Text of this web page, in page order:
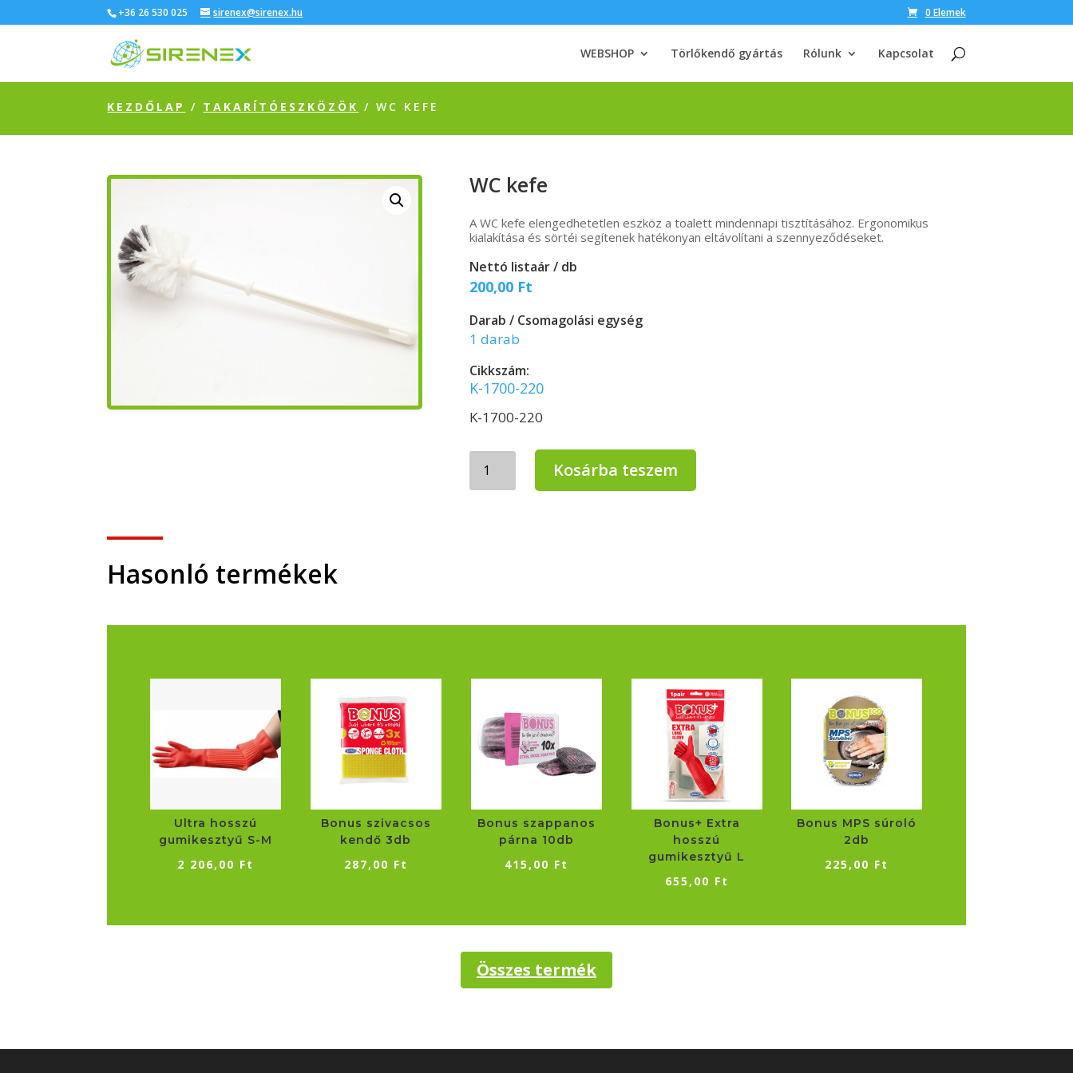
+36 26 530 025 sirenex@sirenex.hu 0 Elemek
WEBSHOP Törlőkendő gyártás Rólunk Kapcsolat
KEZDŐLAP / TAKARÍTÓESZKÖZÖK / WC KEFE
WC kefe
A WC kefe elengedhetetlen eszköz a toalett mindennapi tisztításához. Ergonomikus
kialakítása és sörtéi segítenek hatékonyan eltávolítani a szennyeződéseket.
Nettó listaár / db
200,00 Ft
Darab / Csomagolási egység
1 darab
Cikkszám:
K-1700-220
K-1700-220
kefe
mennyiség
Kosárba teszem
Hasonló termékek
Ultra hosszú
gumikesztyű S-M
2 206,00 Ft
Bonus szivacsos
kendő 3db
287,00 Ft
Bonus szappanos
párna 10db
415,00 Ft
Bonus+ Extra
hosszú
gumikesztyű L
655,00 Ft
Bonus MPS súroló
2db
225,00 Ft
Összes termék